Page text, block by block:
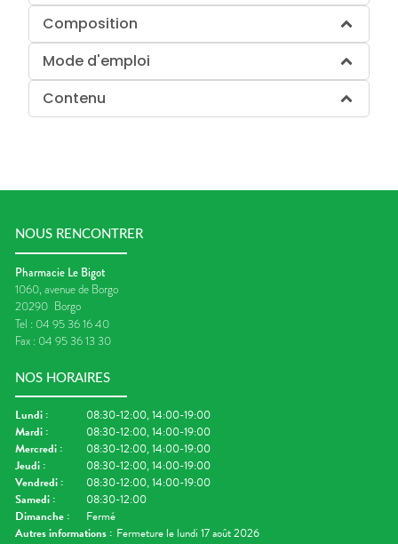
Composition
Mode d'emploi
Contenu
NOUS RENCONTRER
Pharmacie Le Bigot
1060, avenue de Borgo
20290 Borgo
Tel : 04 95 36 16 40
Fax : 04 95 36 13 30
NOS HORAIRES
Lundi :
08:30-12:00, 14:00-19:00
Mardi :
08:30-12:00, 14:00-19:00
Mercredi :
08:30-12:00, 14:00-19:00
Jeudi :
08:30-12:00, 14:00-19:00
Vendredi :
08:30-12:00, 14:00-19:00
Samedi :
08:30-12:00
Dimanche :
Fermé
Autres informations : Fermeture le lundi 17 août 2026